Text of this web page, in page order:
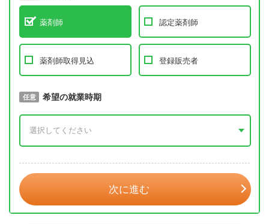
薬剤師 認定薬剤師
薬剤師取得見込 登録販売者
必須 取得予定年
任意 希望の就業時期
次に進む